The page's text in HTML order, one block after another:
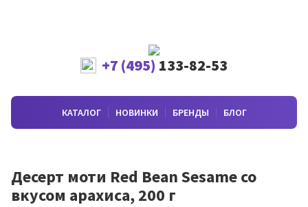
+7 (495) 133-82-53
КАТАЛОГ НОВИНКИ БРЕНДЫ БЛОГ
Десерт моти Red Bean Sesame со
вкусом арахиса, 200 г